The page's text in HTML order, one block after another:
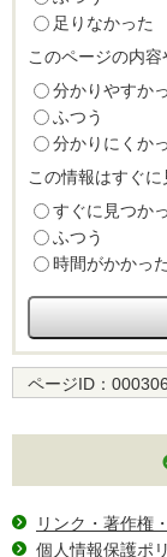
足りなかった
このページの内
分かりやすか
ふつう
分かりにくか
この情報はすぐ
すぐに見つか
ふつう
時間がかかった
ページID：
リンク・著作権
個人情報保護ポ